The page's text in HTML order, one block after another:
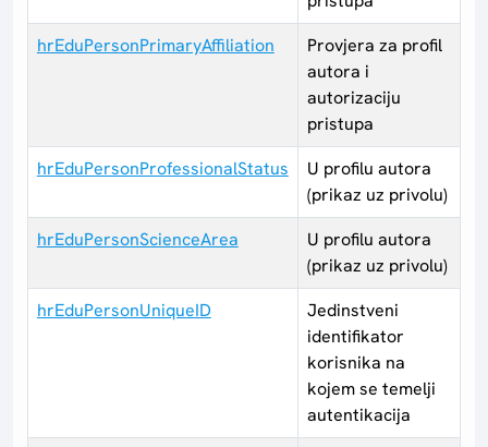
hrEduPersonPrimaryAffiliation
Provjera za profil
autora i
autorizaciju
pristupa
hrEduPersonProfessionalStatus
U profilu autora
(prikaz uz privolu)
hrEduPersonScienceArea
U profilu autora
(prikaz uz privolu)
hrEduPersonUniqueID
Jedinstveni
identifikator
korisnika na
kojem se temelji
autentikacija